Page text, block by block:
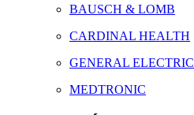
BAUSCH & LOMB
CARDINAL HEALTH
GENERAL ELECTRIC
MEDTRONIC